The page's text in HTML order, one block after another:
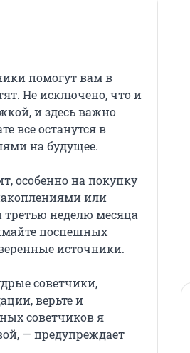
помогут вам в
Не исключено, что и
и здесь важно
все останутся в
на будущее.
особенно на покупку
или
неделю месяца
поспешных
источники.
советчики,
верьте и
советчиков я
— предупреждает